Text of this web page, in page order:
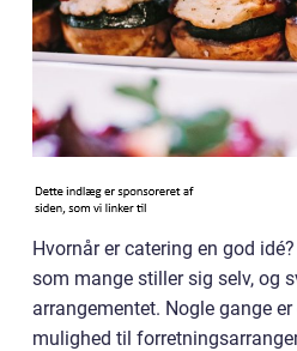
Hvornår er catering en god
som mange stiller sig selv, og
arrangementet. Nogle gange
mulighed til